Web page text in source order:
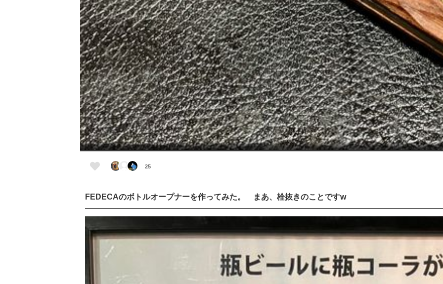
25
FEDECAのボトルオープナーを作ってみた。 まあ、栓抜きのことですw